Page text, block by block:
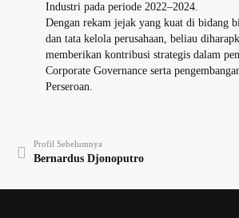
Industri pada periode 2022–2024.
Dengan rekam jejak yang kuat di bidang
dan tata kelola perusahaan, beliau
memberikan kontribusi strategis dalam
Corporate Governance serta
Perseroan.
Profil Sebelumnya
Bernardus Djonoputro